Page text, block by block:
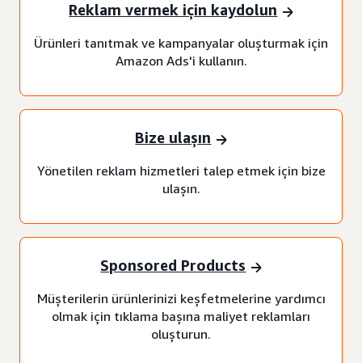
Reklam vermek için kaydolun
Ürünleri tanıtmak ve kampanyalar oluşturmak için
Amazon Ads'i kullanın.
Bize ulaşın
Yönetilen reklam hizmetleri talep etmek için bize
ulaşın.
Sponsored Products
Müşterilerin ürünlerinizi keşfetmelerine yardımcı
olmak için tıklama başına maliyet reklamları
oluşturun.